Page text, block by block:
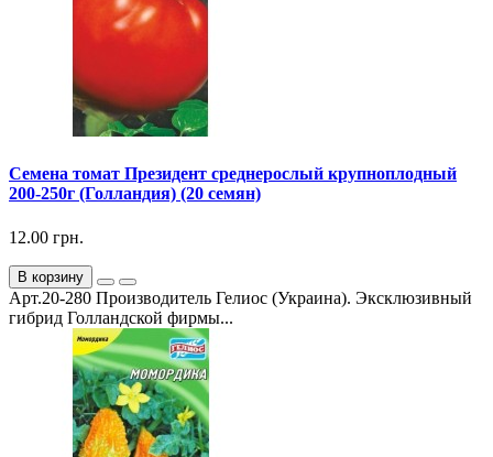
Семена томат Президент среднерослый крупноплодный
200-250г (Голландия) (20 семян)
12.00 грн.
В корзину
Арт.20-280 Производитель Гелиос (Украина). Эксклюзивный
гибрид Голландской фирмы...